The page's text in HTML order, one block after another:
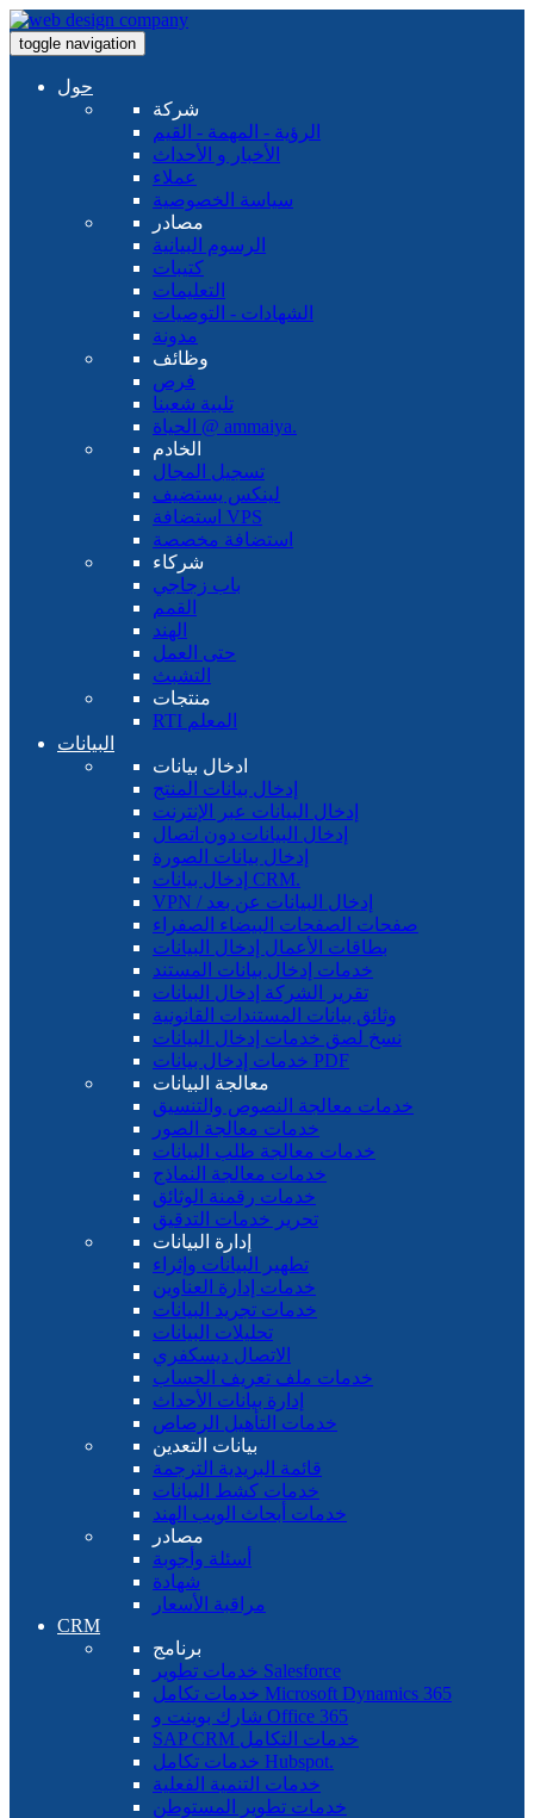
toggle navigation
حول
شركة
الرؤية - المهمة - القيم
الأخبار و الأحداث
عملاء
سياسة الخصوصية
مصادر
الرسوم البيانية
كتيبات
التعليمات
الشهادات - التوصيات
مدونة
وظائف
فرص
تلبية شعبنا
الحياة @ ammaiya.
الخادم
تسجيل المجال
لينكس يستضيف
استضافة VPS
استضافة مخصصة
شركاء
باب زجاجي
القمم
الهند
حتى العمل
التشبث
منتجات
RTI المعلم
البيانات
ادخال بيانات
إدخال بيانات المنتج
إدخال البيانات عبر الإنترنت
إدخال البيانات دون اتصال
إدخال بيانات الصورة
إدخال بيانات CRM.
VPN / إدخال البيانات عن بعد
صفحات الصفحات البيضاء الصفراء
بطاقات الأعمال إدخال البيانات
خدمات إدخال بيانات المستند
تقرير الشركة إدخال البيانات
وثائق بيانات المستندات القانونية
نسخ لصق خدمات إدخال البيانات
خدمات إدخال بيانات PDF
معالجة البيانات
خدمات معالجة النصوص والتنسيق
خدمات معالجة الصور
خدمات معالجة طلب البيانات
خدمات معالجة النماذج
خدمات رقمنة الوثائق
تحرير خدمات التدقيق
إدارة البيانات
تطهير البيانات وإثراء
خدمات إدارة العناوين
خدمات تجريد البيانات
تحليلات البيانات
الاتصال ديسكفري
خدمات ملف تعريف الحساب
إدارة بيانات الأحداث
خدمات التأهيل الرصاص
بيانات التعدين
قائمة البريدية الترجمة
خدمات كشط البيانات
خدمات أبحاث الويب الهند
مصادر
أسئلة وأجوبة
شهادة
مراقبة الأسعار
CRM
برنامج
خدمات تطوير Salesforce
خدمات تكامل Microsoft Dynamics 365
شارك بوينت و Office 365
SAP CRM خدمات التكامل
خدمات تكامل Hubspot.
خدمات التنمية الفعلية
خدمات تطوير المستوطن